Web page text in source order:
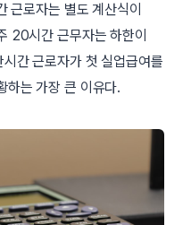
근로자는 별도 계산식이
20시간 근무자는 하한이
간 근로자가 첫 실업급여를
하는 가장 큰 이유다.